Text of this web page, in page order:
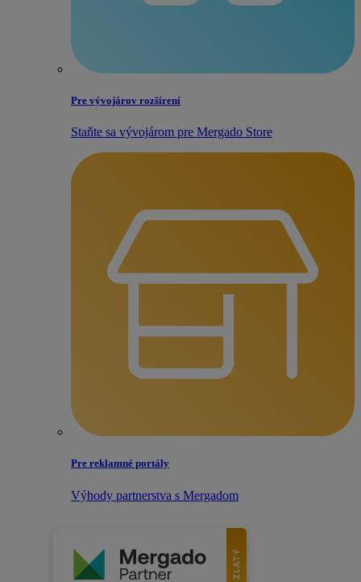
Pre vývojárov rozšírení
Staňte sa vývojárom pre Mergado Store
Pre reklamné portály
Výhody partnerstva s Mergadom